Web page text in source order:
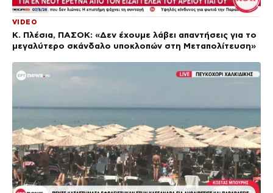
VIDEO
Κ. Πλέσια, ΠΑΣΟΚ: «Δεν έχουμε λάβει απαντήσεις για το
μεγαλύτερο σκάνδαλο υποκλοπών στη Μεταπολίτευση»